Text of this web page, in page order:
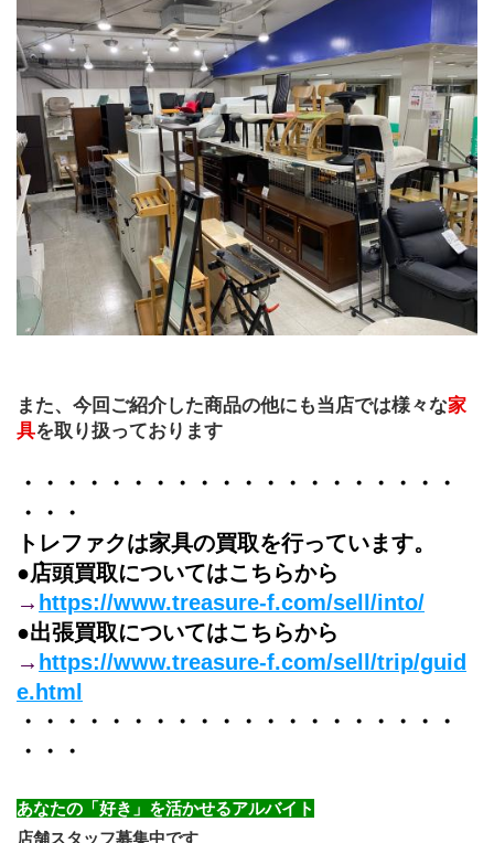
また、今回ご紹介した商品の他にも当店では様々な家
具を取り扱っております
・・・・・・・・・・・・・・・・・・・・
・・・
トレファクは家具の買取を行っています。
●店頭買取についてはこちらから
→ https://www.treasure-f.com/sell/into/
●出張買取についてはこちらから
→ https://www.treasure-f.com/sell/trip/guid
e.html
・・・・・・・・・・・・・・・・・・・・
・・・
あなたの「好き」を活かせるアルバイト
店舗スタッフ募集中です